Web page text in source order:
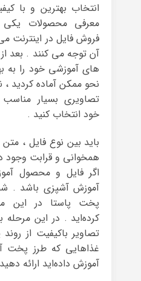
انتخاب بهترین و با
معرفی محصولات یکی
فروش فایل در اینترنت
آن توجه می کنند . بعد
های آموزشی خود را به
نحو ممکن آماده کردید
تصاویری بسیار
خود انتخاب کنید .
باید بین نوع فایل ،
همخوانی و قرابت وجود
اگر فایل و محصول
آموزش آشپزی باشد .
پخت پاستا در این
کرده‌اید . در این
تصاویر باکیفیت از
غذاهایی که طرز پخت
آموزش داده‌اید ارائه